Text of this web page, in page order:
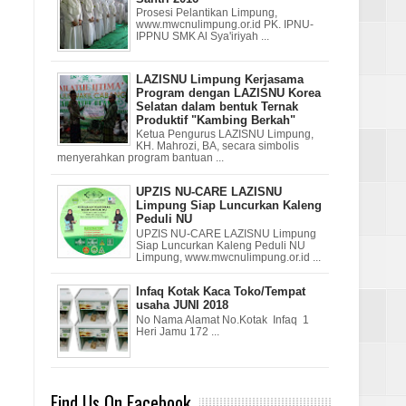
Prosesi Pelantikan Limpung,
www.mwcnulimpung.or.id PK. IPNU-
IPPNU SMK Al Sya'iriyah ...
LAZISNU Limpung Kerjasama
Program dengan LAZISNU Korea
Selatan dalam bentuk Ternak
Produktif "Kambing Berkah"
Ketua Pengurus LAZISNU Limpung,
KH. Mahrozi, BA, secara simbolis
menyerahkan program bantuan ...
UPZIS NU-CARE LAZISNU
Limpung Siap Luncurkan Kaleng
Peduli NU
UPZIS NU-CARE LAZISNU Limpung
Siap Luncurkan Kaleng Peduli NU
Limpung, www.mwcnulimpung.or.id ...
Infaq Kotak Kaca Toko/Tempat
usaha JUNI 2018
No Nama Alamat No.Kotak Infaq 1
Heri Jamu 172 ...